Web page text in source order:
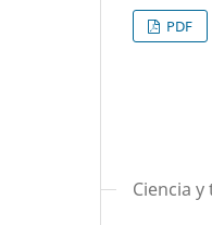
PDF
Ciencia